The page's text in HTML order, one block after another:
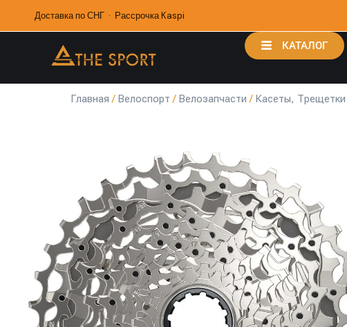
Доставка по СНГ · Рассрочка Kaspi
КАТАЛОГ
Главная / Велоспорт / Велозапчасти / Касеты, Трещетки